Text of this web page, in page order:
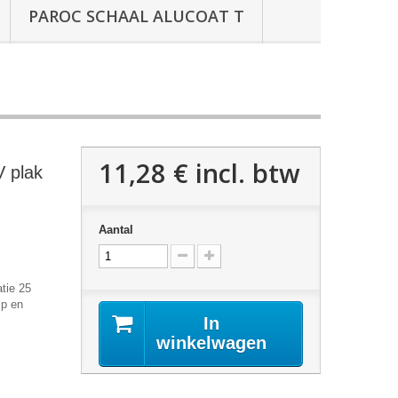
PAROC SCHAAL ALUCOAT T
plak
25
en
11,28 € incl. btw
Aantal
In
winkelwagen